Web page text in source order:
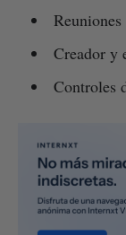
Creador y
Controles